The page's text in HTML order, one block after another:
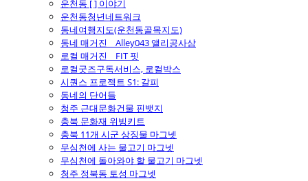
운천동 [ ] 이야기
운천동청년네트워크
동네여행지도(운천동골목지도)
동네 매거진 _ Alley043 앨리공사삼
로컬 매거진 _ FIT 핏
로컬굿즈구독서비스, 로컬박스
시퀀스 프로젝트 S1: 갈피
동네의 단어들
청주 근대문화건물 핀뱃지
충북 문화재 위빙키트
충북 11개 시군 상징물 마그넷
무심천에 사는 물고기 마그넷
무심천에 돌아와야 할 물고기 마그넷
청주 정북동 토성 마그넷